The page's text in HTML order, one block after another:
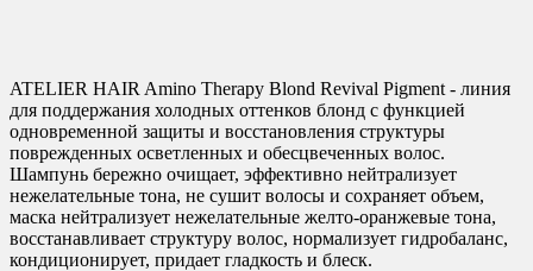
ATELIER HAIR Amino Therapy Blond Revival Pigment - линия
для поддержания холодных оттенков блонд с функцией
одновременной защиты и восстановления структуры
поврежденных осветленных и обесцвеченных волос.
Шампунь бережно очищает, эффективно нейтрализует
нежелательные тона, не сушит волосы и сохраняет объем,
маска нейтрализует нежелательные желто-оранжевые тона,
восстанавливает структуру волос, нормализует гидробаланс,
кондиционирует, придает гладкость и блеск.